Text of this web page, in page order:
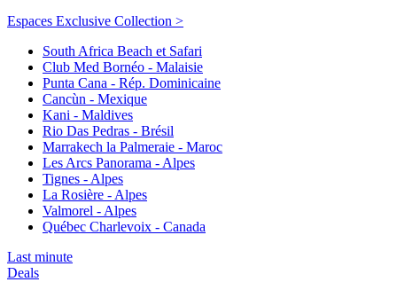
Espaces Exclusive Collection >
South Africa Beach et Safari
Club Med Bornéo - Malaisie
Punta Cana - Rép. Dominicaine
Cancùn - Mexique
Kani - Maldives
Rio Das Pedras - Brésil
Marrakech la Palmeraie - Maroc
Les Arcs Panorama - Alpes
Tignes - Alpes
La Rosière - Alpes
Valmorel - Alpes
Québec Charlevoix - Canada
Last minute
Deals